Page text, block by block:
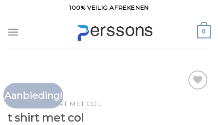
inhoud
100% VEILIG AFREKENEN
0
Aanbieding!
HOME T SHIRT MET COL
t shirt met col